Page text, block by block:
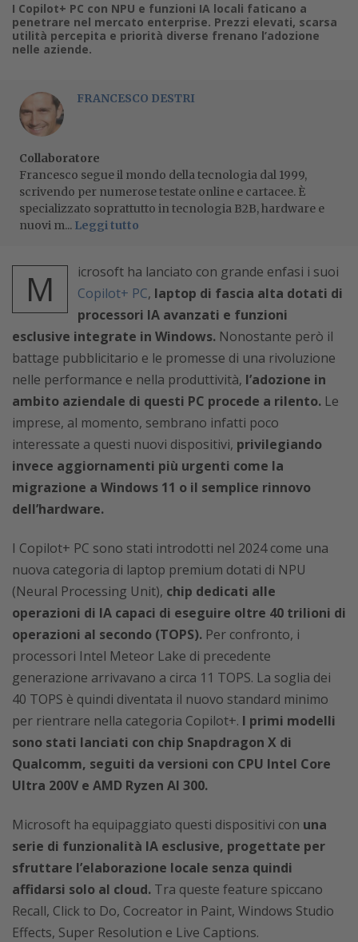
I Copilot+ PC con NPU e funzioni IA locali faticano a
penetrare nel mercato enterprise. Prezzi elevati, scarsa
utilità percepita e priorità diverse frenano l’adozione
nelle aziende.
FRANCESCO DESTRI
Collaboratore
Francesco segue il mondo della tecnologia dal 1999,
scrivendo per numerose testate online e cartacee. È
specializzato soprattutto in tecnologia B2B, hardware e
nuovi m... Leggi tutto
M
icrosoft ha lanciato con grande enfasi i suoi
Copilot+ PC, laptop di fascia alta dotati di
processori IA avanzati e funzioni
esclusive integrate in Windows. Nonostante però il
battage pubblicitario e le promesse di una rivoluzione
nelle performance e nella produttività, l’adozione in
ambito aziendale di questi PC procede a rilento. Le
imprese, al momento, sembrano infatti poco
interessate a questi nuovi dispositivi, privilegiando
invece aggiornamenti più urgenti come la
migrazione a Windows 11 o il semplice rinnovo
dell’hardware.
I Copilot+ PC sono stati introdotti nel 2024 come una
nuova categoria di laptop premium dotati di NPU
(Neural Processing Unit), chip dedicati alle
operazioni di IA capaci di eseguire oltre 40 trilioni di
operazioni al secondo (TOPS). Per confronto, i
processori Intel Meteor Lake di precedente
generazione arrivavano a circa 11 TOPS. La soglia dei
40 TOPS è quindi diventata il nuovo standard minimo
per rientrare nella categoria Copilot+. I primi modelli
sono stati lanciati con chip Snapdragon X di
Qualcomm, seguiti da versioni con CPU Intel Core
Ultra 200V e AMD Ryzen AI 300.
Microsoft ha equipaggiato questi dispositivi con una
serie di funzionalità IA esclusive, progettate per
sfruttare l’elaborazione locale senza quindi
affidarsi solo al cloud. Tra queste feature spiccano
Recall, Click to Do, Cocreator in Paint, Windows Studio
Effects, Super Resolution e Live Captions.